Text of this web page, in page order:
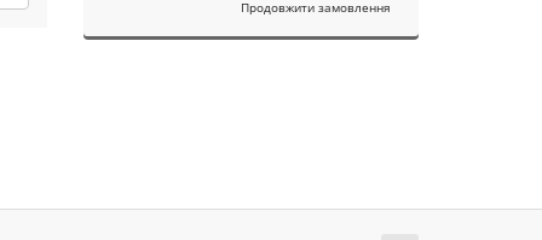
Продовжити замовлення